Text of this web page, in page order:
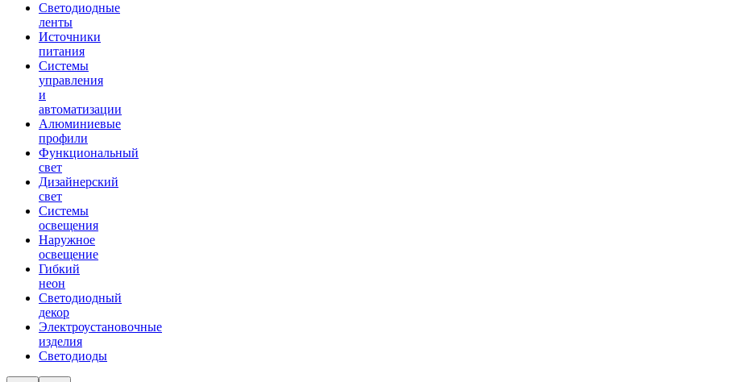
Светодиодные
ленты
Источники
питания
Системы
управления
и
автоматизации
Алюминиевые
профили
Функциональный
свет
Дизайнерский
свет
Системы
освещения
Наружное
освещение
Гибкий
неон
Светодиодный
декор
Электроустановочные
изделия
Светодиоды